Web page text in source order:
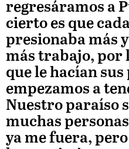
regresáramos a
cierto es que
presionaba más
más trabajo, por
que le hacían sus
empezamos a
Nuestro paraíso
muchas
ya me fuera,